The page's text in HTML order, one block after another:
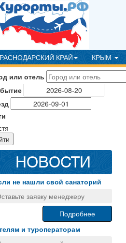
КРАЙ КРЫМ
или отель
НОВОСТИ
не нашли свой санаторий
заявку менеджеру
Подробнее
и туроператорам